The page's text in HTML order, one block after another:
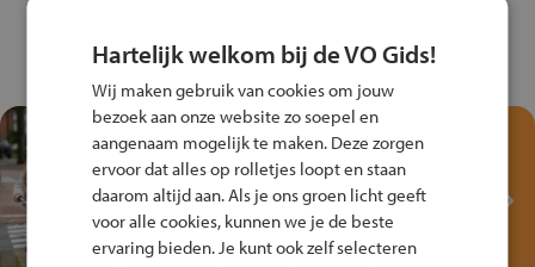
Test je kennis met het
Fiets Veilig
Verkeersspel!
Speel het Fiets Veilig Verkeersspel
en win een Cortina-fiets!
Hartelijk welkom bij de VO Gids!
Wij maken gebruik van cookies om jouw
bezoek aan onze website zo soepel en
aangenaam mogelijk te maken. Deze zorgen
ervoor dat alles op rolletjes loopt en staan
daarom altijd aan. Als je ons groen licht geeft
voor alle cookies, kunnen we je de beste
ervaring bieden. Je kunt ook zelf selecteren